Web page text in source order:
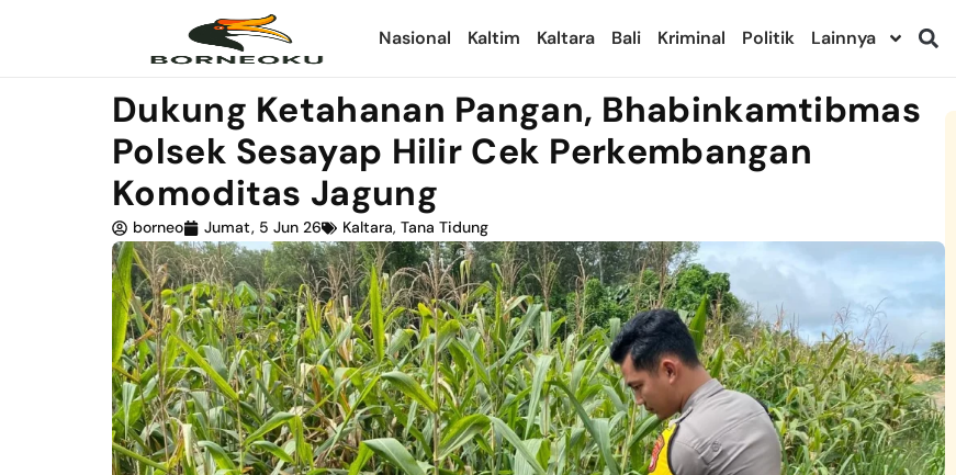
Nasional Kaltim Kaltara Bali Kriminal Politik Lainnya
Dukung Ketahanan Pangan, Bhabinkamtibmas
Polsek Sesayap Hilir Cek Perkembangan
Komoditas Jagung
borneo Jumat, 5 Jun 26 Kaltara, Tana Tidung